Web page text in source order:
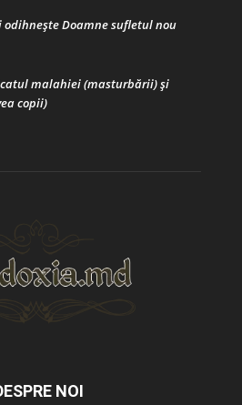
odihnește Doamne sufletul nou
malahiei (masturbării) şi
copii)
NOI